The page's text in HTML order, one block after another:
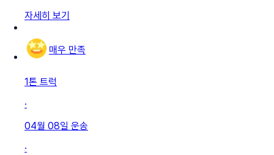
자세히 보기
매우 만족
1톤 트럭
·
04월 08일 운송
·